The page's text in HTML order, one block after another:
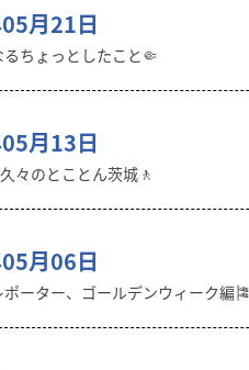
月21日
ちょっとしたこと🤏
月13日
々のとことん茨城🚶
月06日
ポーター、ゴールデンウィーク編🎏